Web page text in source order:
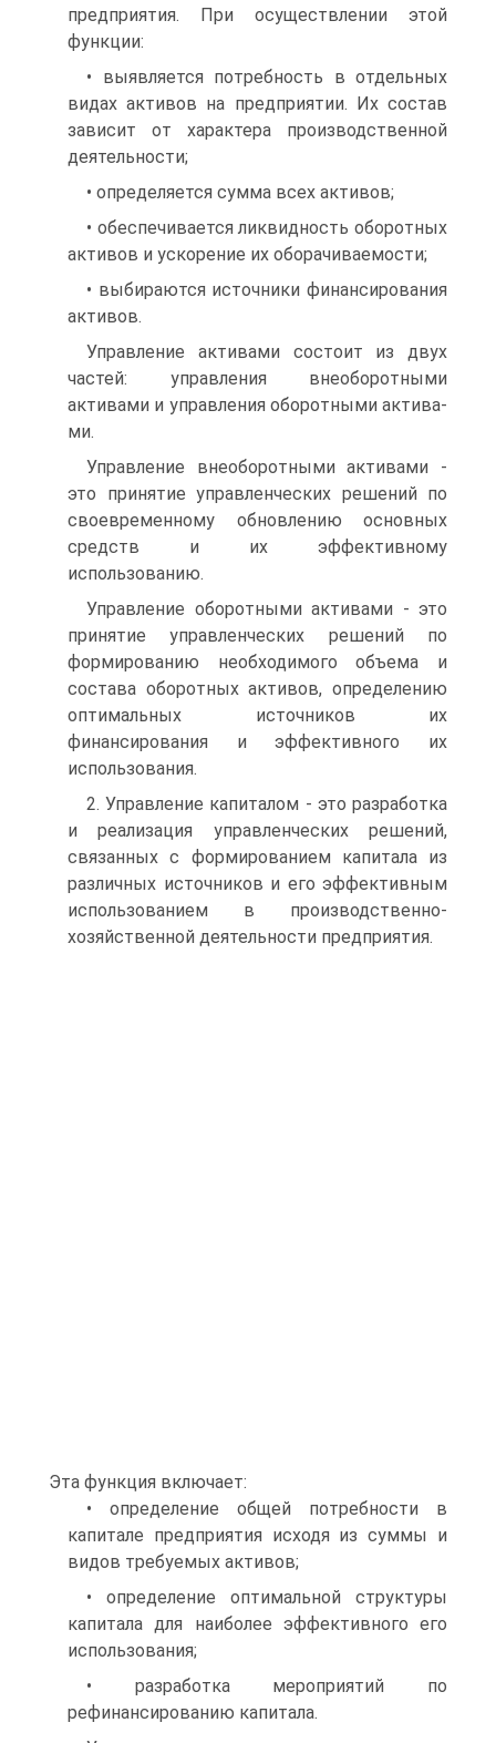
предприятия. При осуществлении этой
функции:
• выявляется потребность в отдельных
видах активов на предприятии. Их состав
зависит от характера производствен­ной
деятельности;
• определяется сумма всех активов;
• обеспечивается ликвидность оборотных
активов и ускорение их оборачиваемости;
• выбираются источники финансирования
активов.
Управление активами состоит из двух
частей: управления внеоборотными
активами и управления оборотными актива­
ми.
Управление внеоборотными активами -
это принятие управленческих решений по
своевременному обновлению основ­ных
средств и их эффективному
использованию.
Управление оборотными активами - это
принятие управленческих решений по
формированию необходимого объема и
состава оборотных активов, определению
оптимальных источников их
финансирования и эффективного их
использования.
2. Управление капиталом - это разработка
и реализация управленческих решений,
связанных с формированием капи­тала из
различных источников и его эффективным
использованием в производственно-
хозяйственной деятельности пред­приятия.
Эта функция включает:
• определение общей потребности в
капитале предприятия исходя из суммы и
видов требуемых активов;
• определение оптимальной структуры
капитала для наиболее эффективного его
использования;
• разработка мероприятий по
рефинансированию капитала.